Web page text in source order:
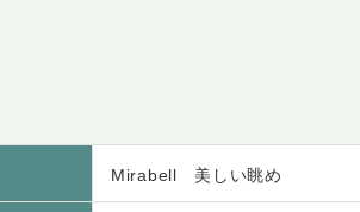
Mirabell 美しい眺め